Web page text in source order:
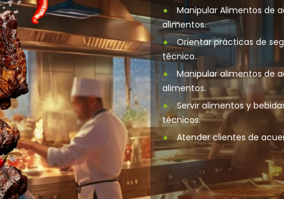
Manipular Alimentos de
alimentos.
Orientar prácticas de
técnico.
Manipular alimentos de
alimentos.
Servir alimentos y
técnicos.
Atender clientes de